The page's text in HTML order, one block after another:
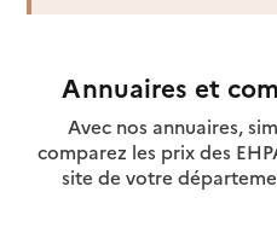
Annuaires et
Avec nos annuaires,
comparez les prix des
site de votre